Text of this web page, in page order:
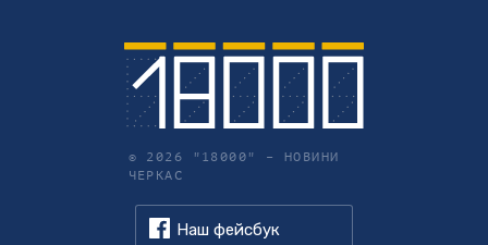
© 2026 "18000" – НОВИНИ
ЧЕРКАС
Наш фейсбук